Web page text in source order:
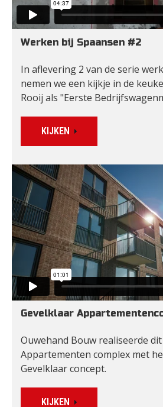
Werken bij Spaansen #2
In aflevering 2 van de serie
nemen we een kijkje in de
Rooij als "Eerste
KIJKEN
Ouwehand Bouw realiseerde
Appartementen complex met
Gevelklaar concept.
KIJKEN